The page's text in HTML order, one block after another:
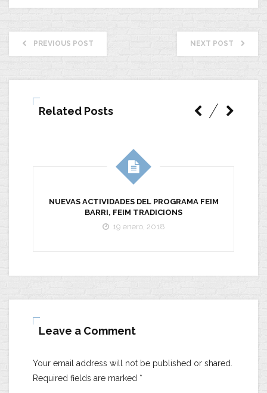
PREVIOUS POST NEXT POST
Related Posts
NUEVAS ACTIVIDADES DEL PROGRAMA FEIM
BARRI, FEIM TRADICIONS
19 enero, 2018
Leave a Comment
Your email address will not be published or shared.
Required fields are marked *